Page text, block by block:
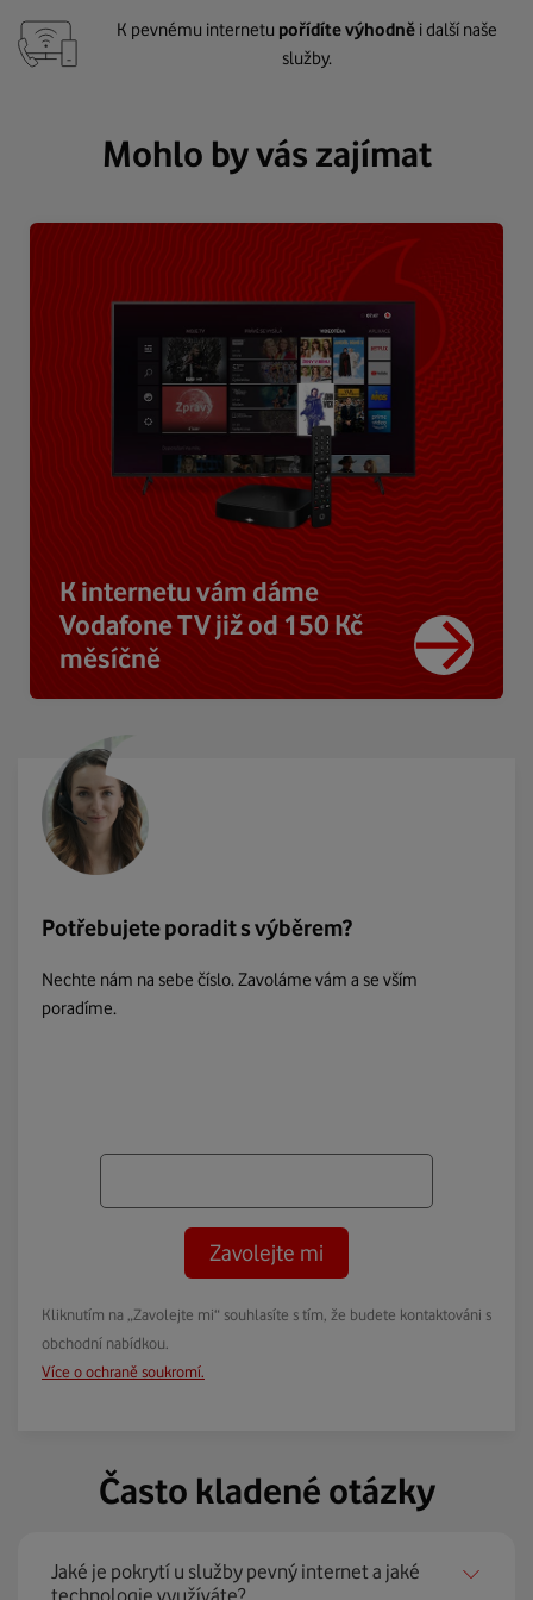
K pevnému internetu pořídíte výhodně i další naše
služby.
Mohlo by vás zajímat
K internetu vám dáme
Vodafone TV již od 150 Kč
měsíčně
Potřebujete poradit s výběrem?
Nechte nám na sebe číslo. Zavoláme vám a se vším
poradíme.
Zavolejte mi
Kliknutím na „Zavolejte mi“ souhlasíte s tím, že budete kontaktováni s
obchodní nabídkou.
Více o ochraně soukromí.
Často kladené otázky
Jaké je pokrytí u služby pevný internet a jaké
technologie využíváte?